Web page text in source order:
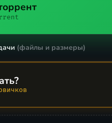
(файлы и размеры)